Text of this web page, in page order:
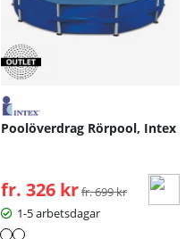
Poolöverdrag Rörpool, Intex
fr. 326 kr Ordinarie pris:
fr. 699 kr
1-5 arbetsdagar